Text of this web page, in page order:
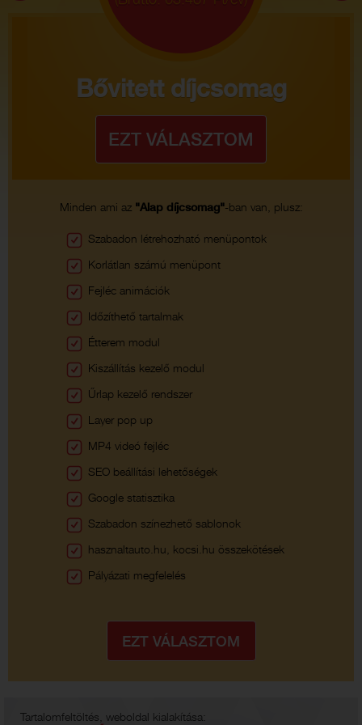
Bővitett díjcsomag
Minden ami az "Alap díjcsomag"-ban van, plusz:
Szabadon létrehozható menüpontok
Korlátlan számú menüpont
Fejléc animációk
Időzíthető tartalmak
Étterem modul
Kiszállítás kezelő modul
Űrlap kezelő rendszer
Layer pop up
MP4 videó fejléc
SEO beállítási lehetőségek
Google statisztika
Szabadon színezhető sablonok
hasznaltauto.hu, kocsi.hu összekötések
Pályázati megfelelés
Tartalomfeltöltés, weboldal kialakítása: